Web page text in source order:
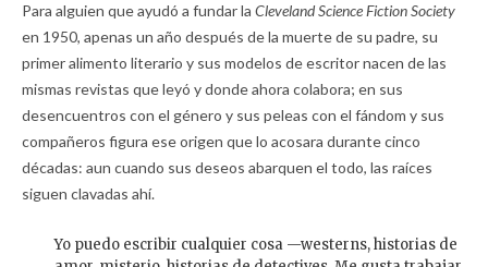
Para alguien que ayudó a fundar la Cleveland Science Fiction Society
en 1950, apenas un año después de la muerte de su padre, su
primer alimento literario y sus modelos de escritor nacen de las
mismas revistas que leyó y donde ahora colabora; en sus
desencuentros con el género y sus peleas con el fándom y sus
compañeros figura ese origen que lo acosara durante cinco
décadas: aun cuando sus deseos abarquen el todo, las raíces
siguen clavadas ahí.
Yo puedo escribir cualquier cosa —westerns, historias de